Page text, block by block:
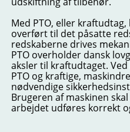
Med PTO, eller
overført til det påsatte
redskaberne drives
PTO overholder dansk
aksler til kraftudtaget.
PTO og kraftige,
nødvendige
Brugeren af maskinen
arbejdet udføres korrekt